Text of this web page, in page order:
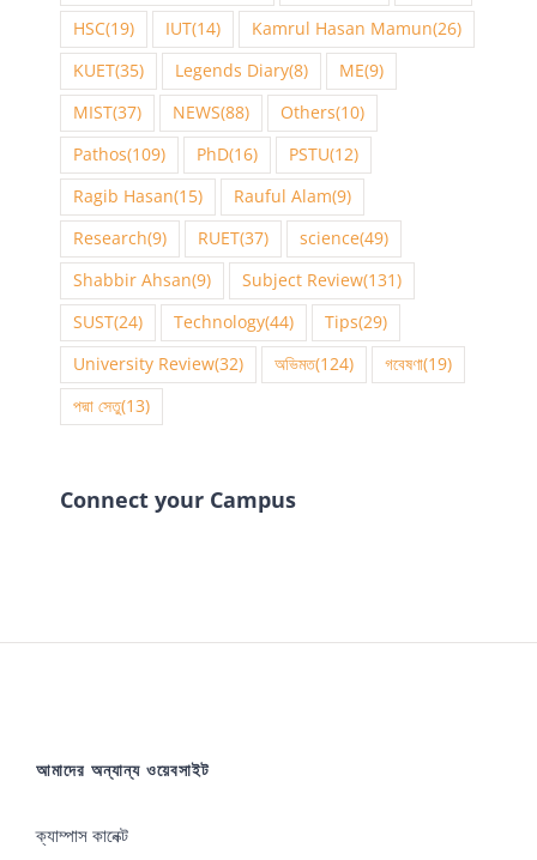
HSC(19) IUT(14) Kamrul Hasan Mamun(26)
KUET(35) Legends Diary(8) ME(9)
MIST(37) NEWS(88) Others(10)
Pathos(109) PhD(16) PSTU(12)
Ragib Hasan(15) Rauful Alam(9)
Research(9) RUET(37) science(49)
Shabbir Ahsan(9) Subject Review(131)
SUST(24) Technology(44) Tips(29)
University Review(32) অভিমত(124) গবেষণা(19)
পদ্মা সেতু(13)
Connect your Campus
আমাদের অন্যান্য ওয়েবসাইট
ক্যাম্পাস কানেক্ট